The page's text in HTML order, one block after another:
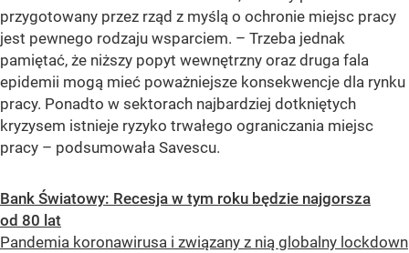
przygotowany przez rząd z myślą o ochronie miejsc pracy
jest pewnego rodzaju wsparciem. – Trzeba jednak
pamiętać, że niższy popyt wewnętrzny oraz druga fala
epidemii mogą mieć poważniejsze konsekwencje dla rynku
pracy. Ponadto w sektorach najbardziej dotkniętych
kryzysem istnieje ryzyko trwałego ograniczania miejsc
pracy – podsumowała Savescu.
Bank Światowy: Recesja w tym roku będzie najgorsza
od 80 lat
Pandemia koronawirusa i związany z nią globalny lockdown